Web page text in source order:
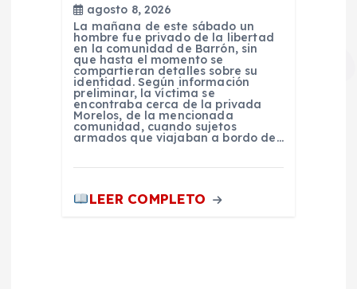
agosto 8, 2026
La mañana de este sábado un
hombre fue privado de la libertad
en la comunidad de Barrón, sin
que hasta el momento se
compartieran detalles sobre su
identidad. Según información
preliminar, la víctima se
encontraba cerca de la privada
Morelos, de la mencionada
comunidad, cuando sujetos
armados que viajaban a bordo de…
LEER COMPLETO